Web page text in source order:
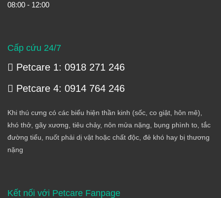
08:00 - 12:00
Cấp cứu 24/7
Petcare 1: 0918 271 246
Petcare 4: 0914 764 246
Khi thú cưng có các biểu hiện thần kinh (sốc, co giật, hôn mê),
khó thở, gãy xương, tiêu chảy, nôn mửa nặng, bụng phình to, tắc
đường tiểu, nuốt phải dị vật hoặc chất độc, đẻ khó hay bị thương
nặng
Kết nối với Petcare Fanpage